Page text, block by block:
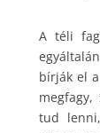
A téli
bírják el
tud